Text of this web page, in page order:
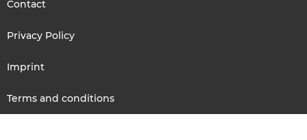
Contact
Privacy Policy
Imprint
Terms and conditions